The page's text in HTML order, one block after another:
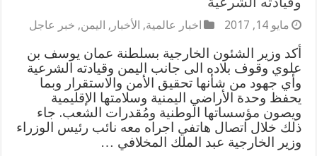
مايو 14, 2017 اخبار عالمية, الأخبار , اليمن, خبر عاجل
أكد وزير الشئون الخارجية بسلطنة عمان يوسف بن
علوي وقوف بلاده الى جانب اليمن وقيادته الشرعية
وأي جهود من شأنها تحقيق الأمن والاستقرار وبما
يحفظ وحدة الأراضي اليمنية وسلامتها الإقليمية
ويصون مؤسساتها الوطنية ومُقدرات الشعب. جاء
ذلك خلال اتصال هاتفي اجراه معه نائب رئيس الوزراء
وزير الخارجية عبد الملك المخلافي …